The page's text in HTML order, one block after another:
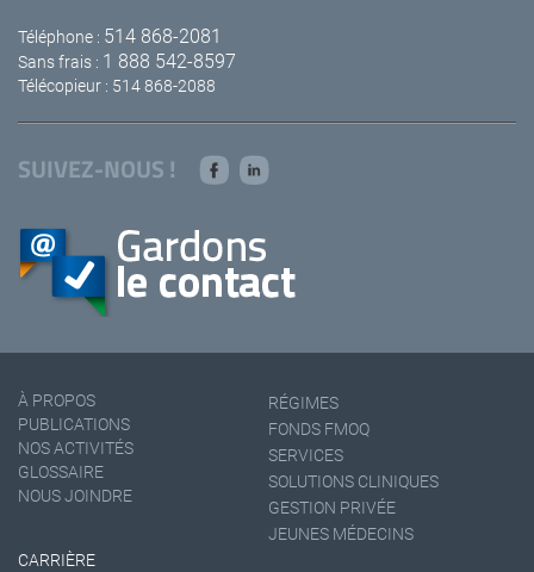
Téléphone : 514 868-2081
Sans frais : 1 888 542-8597
Télécopieur : 514 868-2088
SUIVEZ-NOUS !
À PROPOS
PUBLICATIONS
NOS ACTIVITÉS
GLOSSAIRE
NOUS JOINDRE
RÉGIMES
FONDS FMOQ
SERVICES
SOLUTIONS CLINIQUES
GESTION PRIVÉE
JEUNES MÉDECINS
CARRIÈRE